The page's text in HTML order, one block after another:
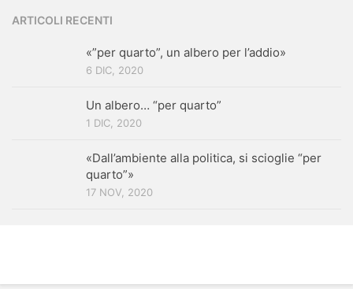
ARTICOLI RECENTI
«”per quarto”, un albero per l’addio»
6 DIC, 2020
Un albero… “per quarto”
1 DIC, 2020
«Dall’ambiente alla politica, si scioglie “per
quarto”»
17 NOV, 2020